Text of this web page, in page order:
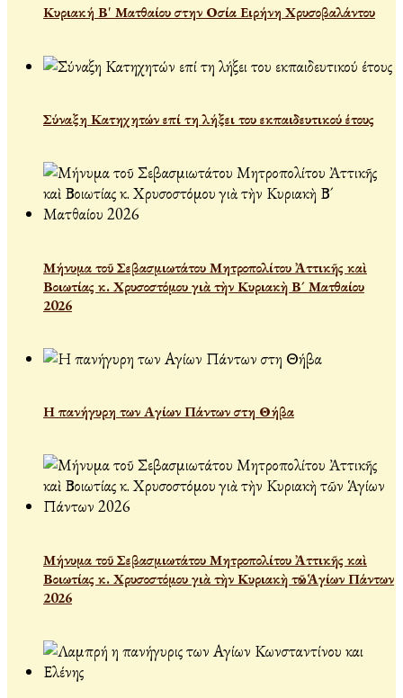
Κυριακή Β' Ματθαίου στην Οσία Ειρήνη Χρυσοβαλάντου
Σύναξη Κατηχητών επί τη λήξει του εκπαιδευτικού έτους
Μήνυμα τοῦ Σεβασμιωτάτου Μητροπολίτου Ἀττικῆς καὶ
Βοιωτίας κ. Χρυσοστόμου γιὰ τὴν Κυριακὴ Β´ Ματθαίου
2026
Η πανήγυρη των Αγίων Πάντων στη Θήβα
Μήνυμα τοῦ Σεβασμιωτάτου Μητροπολίτου Ἀττικῆς καὶ
Βοιωτίας κ. Χρυσοστόμου γιὰ τὴν Κυριακὴ τῶν Ἁγίων Πάντων
2026